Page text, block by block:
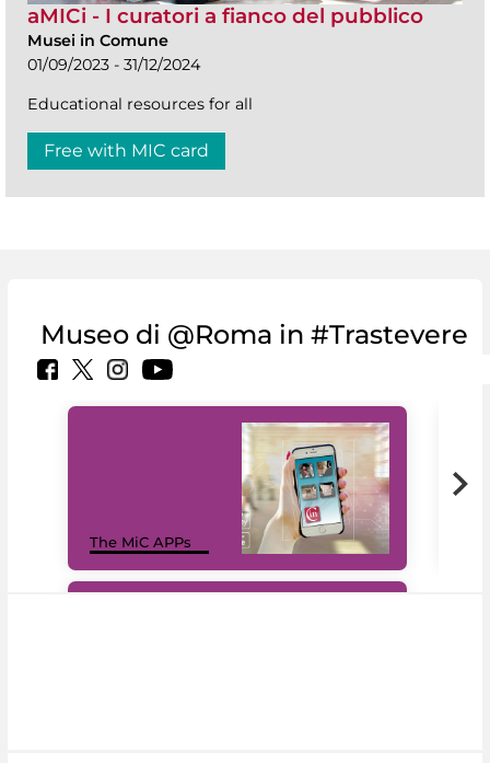
aMICi - I curatori a fianco del pubblico
Musei in Comune
01/09/2023 - 31/12/2024
Educational resources for all
Free with MIC card
Museo di @Roma in #Trastevere
The MiC APPs